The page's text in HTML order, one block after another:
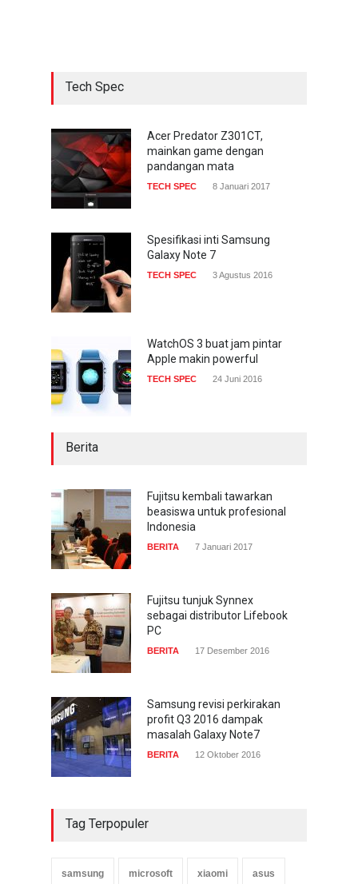
pandangan mata
TECH SPEC 8 Januari 2017
gencar
COMPUTING & SOFTWARE
Tech Spec
Acer Predator Z301CT,
mainkan game dengan
pandangan mata
TECH SPEC 8 Januari 2017
Spesifikasi inti Samsung
Galaxy Note 7
TECH SPEC 3 Agustus 2016
WatchOS 3 buat jam pintar
Apple makin powerful
TECH SPEC 24 Juni 2016
Berita
Fujitsu kembali tawarkan
beasiswa untuk profesional
Indonesia
BERITA 7 Januari 2017
Fujitsu tunjuk Synnex
sebagai distributor Lifebook
PC
BERITA 17 Desember 2016
Samsung revisi perkirakan
profit Q3 2016 dampak
masalah Galaxy Note7
BERITA 12 Oktober 2016
Tag Terpopuler
samsung microsoft xiaomi asus